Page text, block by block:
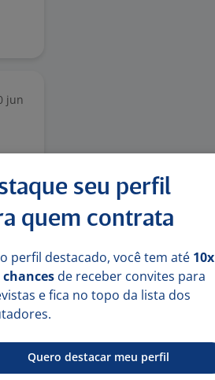
jun
jun
seu perfil
quem contrata
perfil destacado, você tem até 10x
de receber convites para
e fica no topo da lista dos
Quero destacar meu perfil